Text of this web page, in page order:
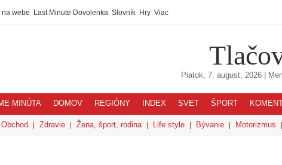
na webe Last Minute Dovolenka Slovník Hry Viac
Piatok, 7. august, 2026 |
MINÚTA DOMOV REGIÓNY INDEX SVET ŠPORT
Obchod Zdravie Žena, šport, rodina Life style Bývanie Motorizmus